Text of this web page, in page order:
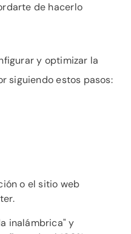
de hacerlo
y optimizar la
siguiendo estos pasos:
o el sitio web
inalámbrica" y